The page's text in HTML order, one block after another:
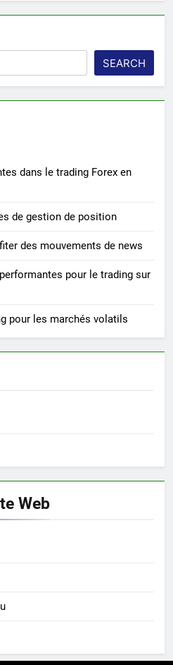
SEARCH
dans le trading Forex en
de gestion de position
des mouvements de news
pour le trading sur
pour les marchés volatils
Web